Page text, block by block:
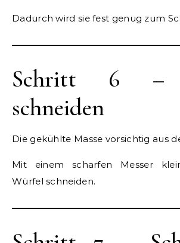
Dadurch wird sie fest genug zum
Schritt 6 –
schneiden
Die gekühlte Masse vorsichtig aus
Mit einem scharfen Messer
Würfel schneiden.